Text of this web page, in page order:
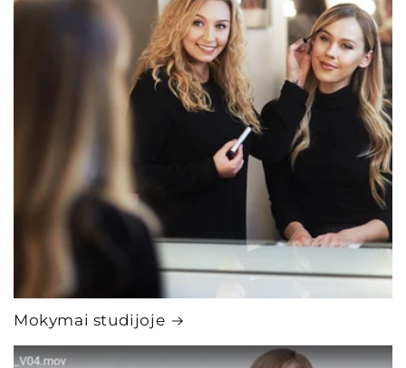
Mokymai studijoje